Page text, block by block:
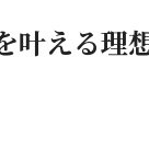
叶える理